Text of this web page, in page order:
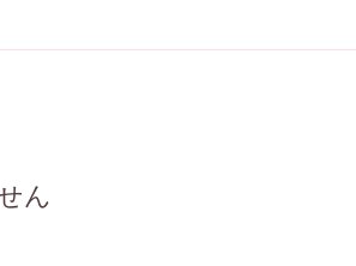
ん